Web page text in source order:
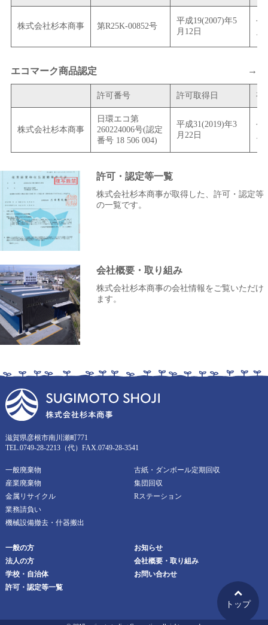
株式会社杉本商事 第R25K-00852号
平成19(2007)年5
月12日
令
エコマーク商品認定 →
許可番号 許可取得日 有
株式会社杉本商事
日環エコ第
260224006号(認定
番号 18 506 004)
平成31(2019)年3
月22日
令
許可・認定等一覧
株式会社杉本商事が取得した、許可・認定等
の一覧です。
会社概要・取り組み
株式会社杉本商事の会社情報をご覧いただけ
ます。
トップ
滋賀県彦根市南川瀬町771
TEL.0749-28-2213（代）FAX.0749-28-3541
一般廃棄物
産業廃棄物
金属リサイクル
業務請負い
機械設備撤去・什器搬出
古紙・ダンボール定期回収
集団回収
Rステーション
一般の方
法人の方
学校・自治体
許可・認定等一覧
お知らせ
会社概要・取り組み
お問い合わせ